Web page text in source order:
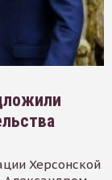
Херсонской